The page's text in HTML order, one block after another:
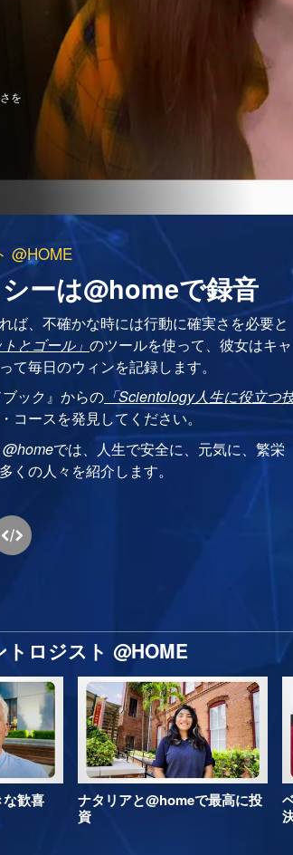
を
@HOME
ーは@homeで録音
ば、不確かな時には行動に確実さを必要と
トとゴール」のツールを使って、彼女はキャ
て毎日のウィンを記録します。
ブック』からの 「Scientology人生に役立つ
コースを発見してください。
では、人生で安全に、元気に、繁栄
くの人々を紹介します。
ロジスト @HOME
歓喜
ナタリアと@homeで最高に投
資